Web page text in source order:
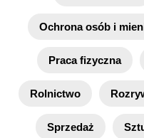
Ochrona osób i
Praca fizyczna
Rolnictwo
Sprzedaż